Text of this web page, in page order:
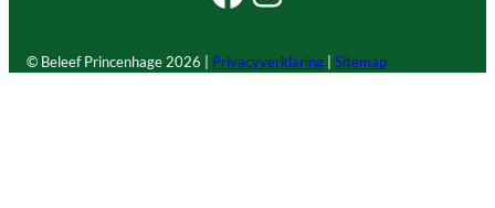
© Beleef Princenhage 2026 | Privacyverklaring Sitemap